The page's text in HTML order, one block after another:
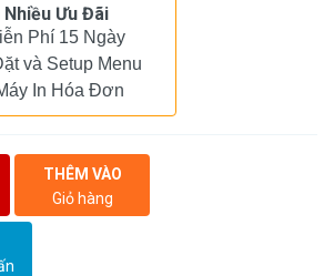
Nhiều Ưu Đãi
Phí 15 Ngày
và Setup Menu
In Hóa Đơn
THÊM VÀO
Giỏ hàng